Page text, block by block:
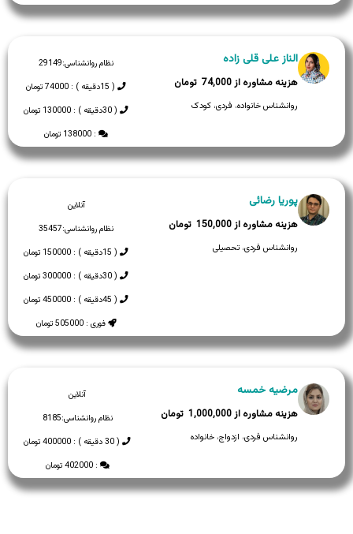
نظام روانشناسی:29149
( 15دقیقه ) : 74000 تومان
( 30دقیقه ) : 130000 تومان
: 138000 تومان
الناز علی قلی زاده
74,000
روانشناس خانواده، فردی، کودک
آنلاین
نظام روانشناسی:35457
( 15دقیقه ) : 150000 تومان
( 30دقیقه ) : 300000 تومان
( 45دقیقه ) : 450000 تومان
فوری : 505000 تومان
پوریا رضائی
150,000
روانشناس فردی، تحصیلی
آنلاین
نظام روانشناسی:8185
( 30 دقیقه ) : 400000 تومان
: 402000 تومان
مرضیه خمسه
1,000,000
روانشناس فردی، ازدواج، خانواده